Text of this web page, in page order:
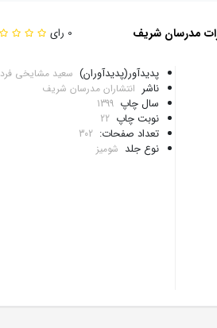
مدرسان شریف 0 رای
پدیدآور(پدیدآوران) سعید مشایخی فرد
ناشر انتشاران مدرسان شریف
سال چاپ 1399
نوبت چاپ 22
تعداد صفحات: 302
نوع جلد شومیز